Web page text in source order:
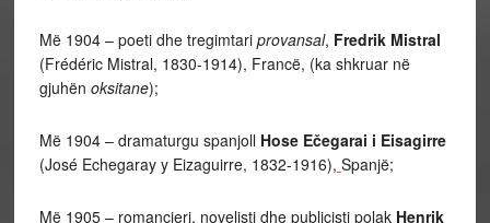
Më 1904 – poeti dhe tregimtari provansal, Fredrik Mistral
(Frédéric Mistral, 1830-1914), Francë, (ka shkruar në
gjuhën oksitane);
Më 1904 – dramaturgu spanjoll Hose Ečegarai i Eisagirre
(José Echegaray y Eizaguirre, 1832-1916), Spanjë;
Më 1905 – romancieri, novelisti dhe publicisti polak Henrik